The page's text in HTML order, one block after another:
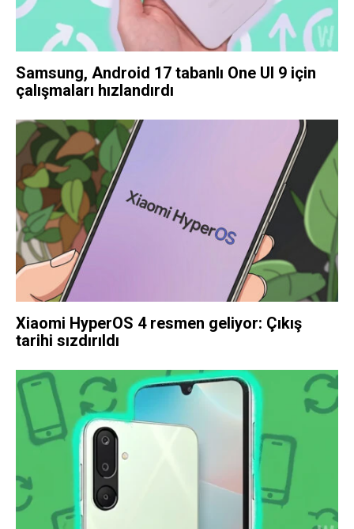
Samsung, Android 17 tabanlı One UI 9 için
çalışmaları hızlandırdı
Xiaomi HyperOS 4 resmen geliyor: Çıkış
tarihi sızdırıldı